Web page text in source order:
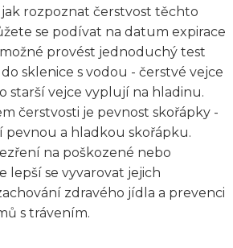
rozpoznat čerstvost těchto
se podívat na datum expirace
provést jednoduchý test
sklenice s vodou - čerstvé vejce
starší vejce vyplují na hladinu.
čerstvosti je pevnost skořápky -
pevnou a hladkou skořápku.
na poškozené nebo
lepší se vyvarovat jejich
zdravého jídla a prevenci
s trávením.